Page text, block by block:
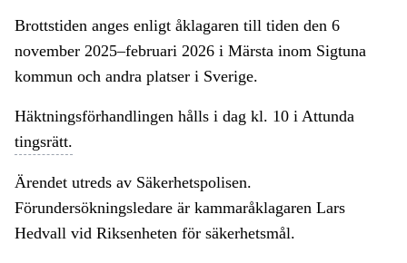
Brottstiden anges enligt åklagaren till tiden den 6
november 2025–februari 2026 i Märsta inom Sigtuna
kommun och andra platser i Sverige.
Häktningsförhandlingen hålls i dag kl. 10 i Attunda
tingsrätt.
Ärendet utreds av Säkerhetspolisen.
Förundersökningsledare är kammaråklagaren Lars
Hedvall vid Riksenheten för säkerhetsmål.